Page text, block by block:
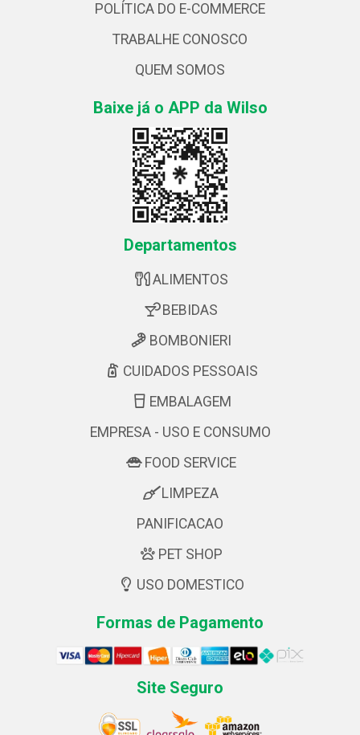
POLÍTICA DO E-COMMERCE
TRABALHE CONOSCO
QUEM SOMOS
Baixe já o APP da Wilso
Departamentos
ALIMENTOS
BEBIDAS
BOMBONIERI
CUIDADOS PESSOAIS
EMBALAGEM
EMPRESA - USO E CONSUMO
FOOD SERVICE
LIMPEZA
PANIFICACAO
PET SHOP
USO DOMESTICO
Formas de Pagamento
Site Seguro